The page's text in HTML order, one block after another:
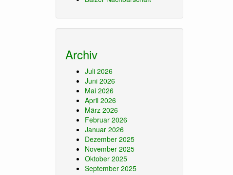
Archiv
Juli 2026
Juni 2026
Mai 2026
April 2026
März 2026
Februar 2026
Januar 2026
Dezember 2025
November 2025
Oktober 2025
September 2025